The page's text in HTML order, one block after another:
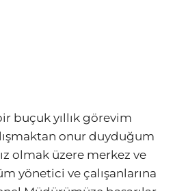
buçuk yıllık görevim
onur duyduğum
olmak üzere merkez ve
yönetici ve çalışanlarına